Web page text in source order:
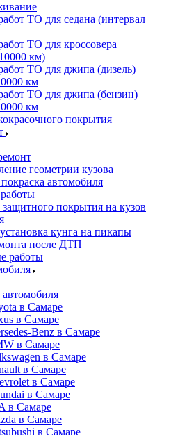
ТО для седана (интервал
ТО для кроссовера
км)
ТО для джипа (дизель)
км
ТО для джипа (бензин)
км
покрытия
геометрии кузова
автомобиля
покрытия на кузов
кунга на пикапы
после ДТП
работы
в Самаре
в Самаре
Benz в Самаре
в Самаре
в Самаре
в Самаре
в Самаре
в Самаре
в Самаре
в Самаре
в Самаре